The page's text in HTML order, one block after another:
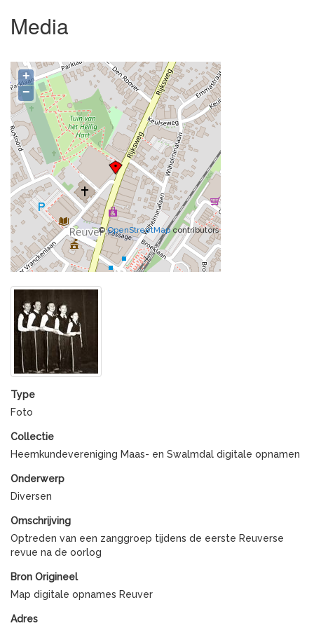
Media
+
−
©OpenStreetMapcontributors
Type
Foto
Collectie
Heemkundevereniging Maas- en Swalmdal digitale opnamen
Onderwerp
Diversen
Omschrijving
Optreden van een zanggroep tijdens de eerste Reuverse
revue na de oorlog
Bron Origineel
Map digitale opnames Reuver
Adres